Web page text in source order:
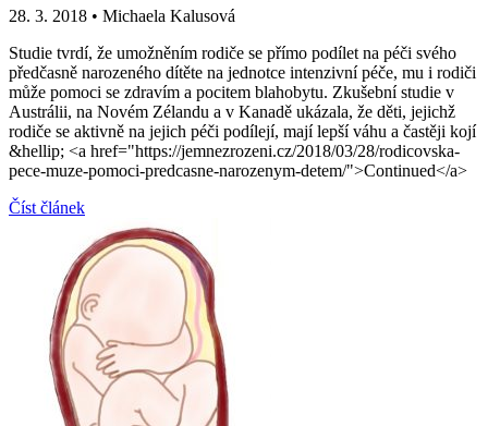
28. 3. 2018 • Michaela Kalusová
Studie tvrdí, že umožněním rodiče se přímo podílet na péči svého
předčasně narozeného dítěte na jednotce intenzivní péče, mu i rodiči
může pomoci se zdravím a pocitem blahobytu. Zkušební studie v
Austrálii, na Novém Zélandu a v Kanadě ukázala, že děti, jejichž
rodiče se aktivně na jejich péči podílejí, mají lepší váhu a častěji kojí
&hellip; <a href="https://jemnezrozeni.cz/2018/03/28/rodicovska-
pece-muze-pomoci-predcasne-narozenym-detem/">Continued</a>
Číst článek